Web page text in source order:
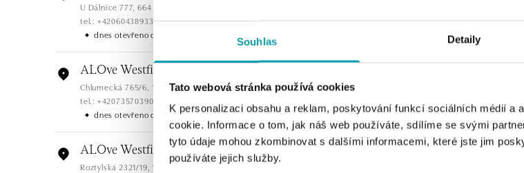
Souhlas Detaily
Tato webová stránka používá cookies
K personalizaci obsahu a reklam, poskytování funkcí sociálních médií a
cookie. Informace o tom, jak náš web používáte, sdílíme se svými
tyto údaje mohou zkombinovat s dalšími informacemi, které jste jim
používáte jejich služby.
U Dálnice 777, 664 42 Brno
tel.: +420604389337
dnes otevřeno do 21:00
ALOve Westfield Černý most, Praha 9
Chlumecká 765/6, 198 19 Praha 9
tel.: +420735703904
dnes otevřeno do 21:00
ALOve Westfield, Praha 4 - Chodov
Roztylská 2321/19, 148 00 Praha 4 - Chodov